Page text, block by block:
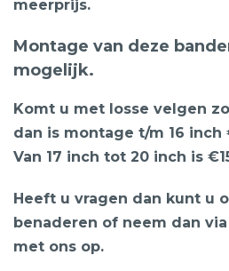
meerprijs.
Montage van deze
mogelijk.
Komt u met losse velgen
dan is montage t/m 16 inch
Van 17 inch tot 20 inch is
Heeft u vragen dan kunt u
benaderen of neem dan
met ons op.